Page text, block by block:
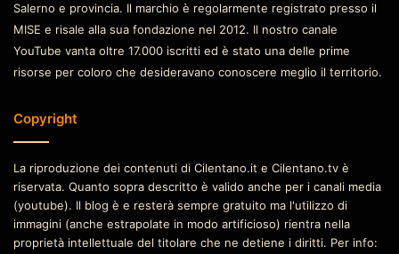
Salerno e provincia. Il marchio è regolarmente registrato presso il
MISE e risale alla sua fondazione nel 2012. Il nostro canale
YouTube vanta oltre 17.000 iscritti ed è stato una delle prime
risorse per coloro che desideravano conoscere meglio il territorio.
Copyright
La riproduzione dei contenuti di Cilentano.it e Cilentano.tv è
riservata. Quanto sopra descritto è valido anche per i canali media
(youtube). Il blog è e resterà sempre gratuito ma l'utilizzo di
immagini (anche estrapolate in modo artificioso) rientra nella
proprietà intellettuale del titolare che ne detiene i diritti. Per info: